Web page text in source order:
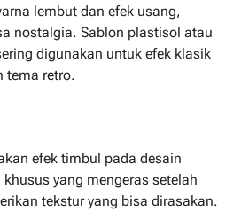
lembut dan efek usang,
nostalgia. Sablon plastisol atau
digunakan untuk efek klasik
tema retro.
efek timbul pada desain
yang mengeras setelah
tekstur yang bisa dirasakan.